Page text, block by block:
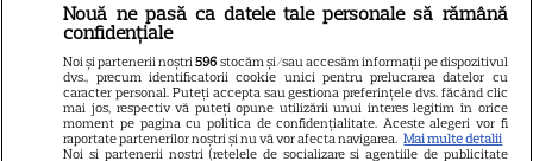
Libertatea
Libertatea pentru femei
GSP
Știri mondene
Nouă ne pasă ca datele tale personale să rămână
confidențiale
Noi și partenerii noștri596 stocăm și/sau accesăm informații pe dispozitivul
dvs., precum identificatorii cookie unici pentru prelucrarea datelor cu
caracter personal. Puteți accepta sau gestiona preferințele dvs. făcând clic
mai jos, respectiv vă puteți opune utilizării unui interes legitim în orice
moment pe pagina cu politica de confidențialitate. Aceste alegeri vor fi
raportate partenerilor noștri și nu vă vor afecta navigarea. Mai multe detalii
Noi si partenerii nostri (retelele de socializare si agentiile de publicitate